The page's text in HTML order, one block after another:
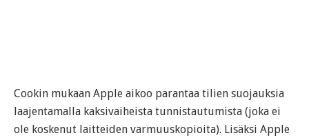
Cookin mukaan Apple aikoo parantaa tilien suojauksia
laajentamalla kaksivaiheista tunnistautumista (joka ei
ole koskenut laitteiden varmuuskopioita). Lisäksi Apple